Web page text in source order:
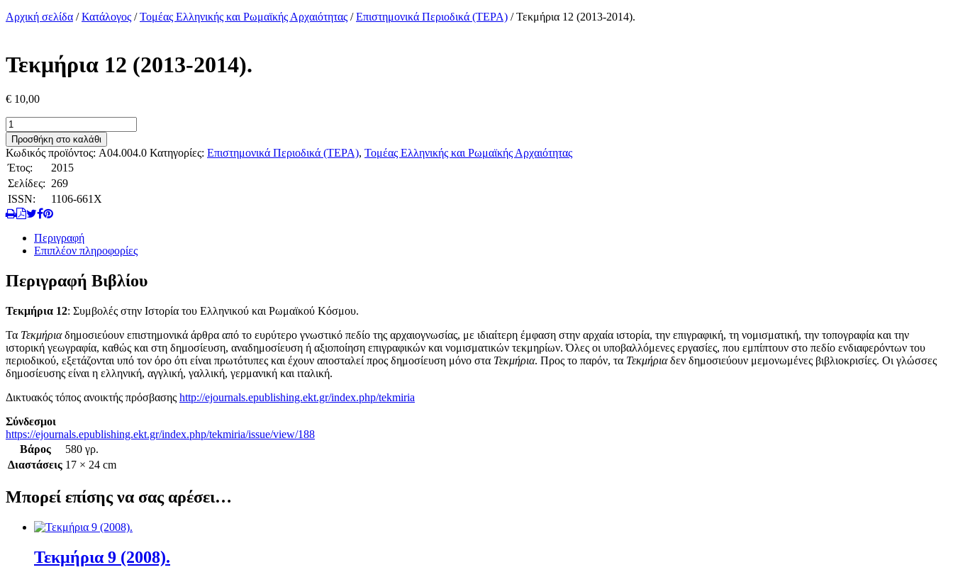
Αρχική σελίδα /Κατάλογος /Τομέας Ελληνικής και Ρωμαϊκής Αρχαιότητας /Επιστημονικά Περιοδικά (ΤΕΡΑ) / Τεκμήρια 12 (2013-2014).
Τεκμήρια 12 (2013-2014).
€ 10,00
Τεκμήρια
12
(2013-
2014).
ποσότητα
Προσθήκη στο καλάθι
Κωδικός προϊόντος: A04.004.0 Κατηγορίες: Επιστημονικά Περιοδικά (ΤΕΡΑ), Τομέας Ελληνικής και Ρωμαϊκής Αρχαιότητας
Έτος:
2015
Σελίδες: 269
ISSN:
1106-661X
Περιγραφή
Επιπλέον πληροφορίες
Περιγραφή Βιβλίου
Τεκμήρια 12: Συμβολές στην Ιστορία του Ελληνικού και Ρωμαϊκού Κόσμου.
Τα Τεκμήριαδημοσιεύουν επιστημονικά άρθρα από το ευρύτερο γνωστικό πεδίο της αρχαιογνωσίας, με ιδιαίτερη έμφαση στην αρχαία ιστορία, την επιγραφική, τη νομισματική, την τοπογραφία και την
ιστορική γεωγραφία, καθώς και στη δημοσίευση, αναδημοσίευση ή αξιοποίηση επιγραφικών και νομισματικών τεκμηρίων. Όλες οι υποβαλλόμενες εργασίες, που εμπίπτουν στο πεδίο ενδιαφερόντων του
περιοδικού, εξετάζονται υπό τον όρο ότι είναι πρωτότυπες και έχουν αποσταλεί προς δημοσίευση μόνο στα Τεκμήρια. Προς το παρόν, τα Τεκμήριαδεν δημοσιεύουν μεμονωμένες βιβλιοκρισίες. Οι γλώσσες
δημοσίευσης είναι η ελληνική, αγγλική, γαλλική, γερμανική και ιταλική.
Δικτυακός τόπος ανοικτής πρόσβασης http://ejournals.epublishing.ekt.gr/index.php/tekmiria
Σύνδεσμοι
https://ejournals.epublishing.ekt.gr/index.php/tekmiria/issue/view/188
Βάρος
580 γρ.
Διαστάσεις 17 × 24 cm
Μπορεί επίσης να σας αρέσει…
Τεκμήρια 9 (2008).